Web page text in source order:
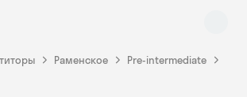
Раменское
Pre-intermediate